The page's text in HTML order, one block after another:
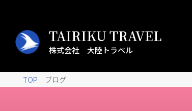
TAIRIKU TRAVEL
株式会社 大陸トラベル
TOP ブログ